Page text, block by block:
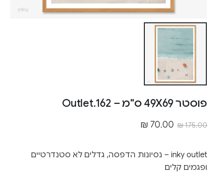
פוסטר 49X69 ס"מ – Outlet.162
₪175.00
₪ 70.00
inky outlet – נסיונות הדפסה, גדלים לא סטנדרטיים
ופגמים קלים